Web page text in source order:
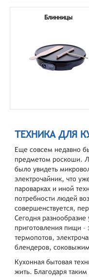
Блинницы
ТЕХНИКА ДЛЯ
Еще совсем недавно
предметом роскоши.
было увидеть
электрочайник, что
пароварках и иной
потребности людей
совершенствуется,
Сегодня
приготовления пищи
термопотов,
блендеров,
Кухонная бытовая
жить. Благодаря